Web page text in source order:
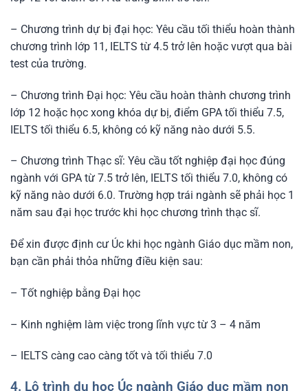
– Chương trình dự bị đại học: Yêu cầu tối thiểu hoàn thành
chương trình lớp 11, IELTS từ 4.5 trở lên hoặc vượt qua bài
test của trường.
– Chương trình Đại học: Yêu cầu hoàn thành chương trình
lớp 12 hoặc học xong khóa dự bị, điểm GPA tối thiểu 7.5,
IELTS tối thiểu 6.5, không có kỹ năng nào dưới 5.5.
– Chương trình Thạc sĩ: Yêu cầu tốt nghiệp đại học đúng
ngành với GPA từ 7.5 trở lên, IELTS tối thiểu 7.0, không có
kỹ năng nào dưới 6.0. Trường hợp trái ngành sẽ phải học 1
năm sau đại học trước khi học chương trình thạc sĩ.
Để xin được định cư Úc khi học ngành Giáo dục mầm non,
bạn cần phải thỏa những điều kiện sau:
– Tốt nghiệp bằng Đại học
– Kinh nghiệm làm việc trong lĩnh vực từ 3 – 4 năm
– IELTS càng cao càng tốt và tối thiểu 7.0
4. Lộ trình du học Úc ngành Giáo dục mầm non